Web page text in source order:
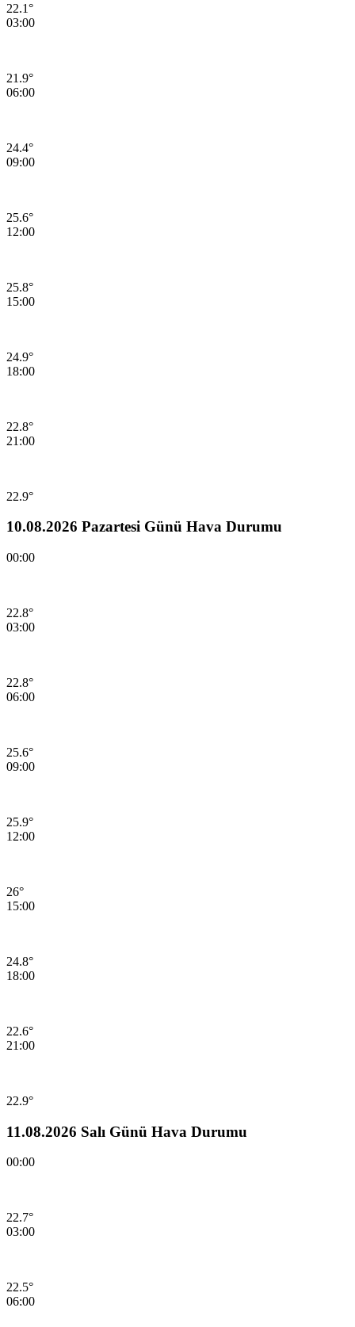
22.1°
03:00
21.9°
06:00
24.4°
09:00
25.6°
12:00
25.8°
15:00
24.9°
18:00
22.8°
21:00
22.9°
10.08.2026 Pazartesi Günü Hava Durumu
00:00
22.8°
03:00
22.8°
06:00
25.6°
09:00
25.9°
12:00
26°
15:00
24.8°
18:00
22.6°
21:00
22.9°
11.08.2026 Salı Günü Hava Durumu
00:00
22.7°
03:00
22.5°
06:00